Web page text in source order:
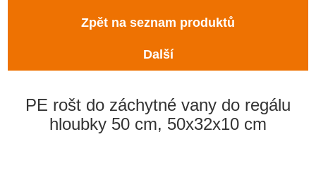
Zpět na seznam produktů
Další
PE rošt do záchytné vany do regálu
hloubky 50 cm, 50x32x10 cm